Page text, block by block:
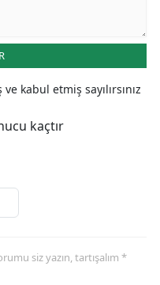
kabul etmiş sayılırsınız
kaçtır
siz yazın, tartışalım *